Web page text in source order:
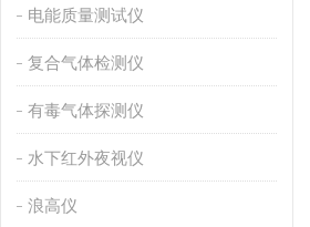
电能质量测试仪
复合气体检测仪
有毒气体探测仪
水下红外夜视仪
浪高仪